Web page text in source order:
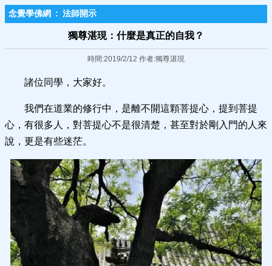
念覺學佛網 : 法師開示
獨尊湛現：什麼是真正的自我？
時間:2019/2/12 作者:獨尊湛現
諸位同學，大家好。
我們在道業的修行中，是離不開這顆菩提心，提到菩提
心，有很多人，對菩提心不是很清楚，甚至對於剛入門的人來
說，更是有些迷茫。